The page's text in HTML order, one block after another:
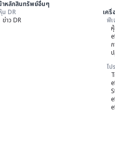
าหลักสินทรัพย์อื่นๆ
น DR
ข่าว DR
เครื่
ฟีเ
โป